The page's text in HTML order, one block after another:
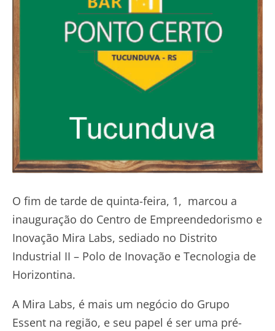
O fim de tarde de quinta-feira, 1, marcou a
inauguração do Centro de Empreendedorismo e
Inovação Mira Labs, sediado no Distrito
Industrial II – Polo de Inovação e Tecnologia de
Horizontina.
A Mira Labs, é mais um negócio do Grupo
Essent na região, e seu papel é ser uma pré-